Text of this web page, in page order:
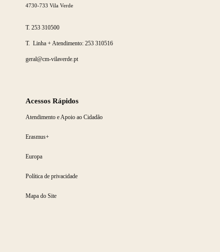
4730-733 Vila Verde
T.253 310500
T. Linha + Atendimento: 253 310516
geral@cm-vilaverde.pt
Acessos Rápidos
Atendimento e Apoio ao Cidadão
Erasmus+
Europa
Política de privacidade
Mapa do Site